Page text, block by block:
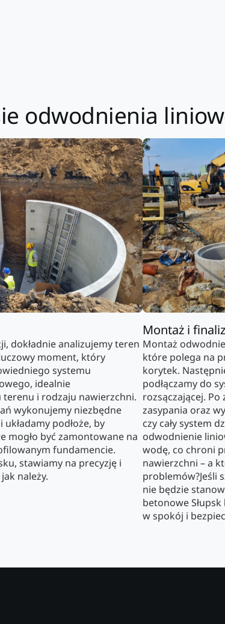
odwodnienia
dokładnie analizujemy teren
moment, który
systemu
idealnie
i rodzaju nawierzchni.
wykonujemy niezbędne
podłoże, by
mogło być zamontowane na
fundamencie.
stawiamy na precyzję i
należy.
Montaż i
Montaż
które polega na
korytek.
podłączamy do
rozsączającej.
zasypania oraz
czy cały system
odwodnienie
wodę, co chroni
nawierzchni – a
problemów?Jeśli
nie będzie
betonowe
w spokój i